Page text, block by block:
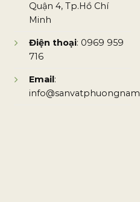
Quận 4, Tp.Hồ Chí
Minh
Điện thoại: 0969 959
716
Email: